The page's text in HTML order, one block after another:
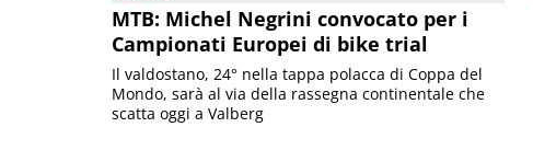
MTB: Michel Negrini convocato per i
Campionati Europei di bike trial
Il valdostano, 24° nella tappa polacca di Coppa del
Mondo, sarà al via della rassegna continentale che
scatta oggi a Valberg